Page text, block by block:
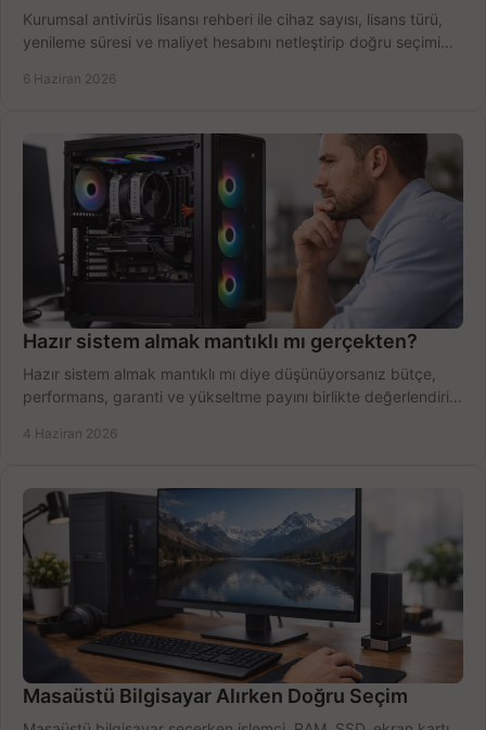
Kurumsal antivirüs lisansı rehberi ile cihaz sayısı, lisans türü,
yenileme süresi ve maliyet hesabını netleştirip doğru seçimi
6 Haziran 2026
Hazır sistem almak mantıklı mı gerçekten?
Hazır sistem almak mantıklı mı diye düşünüyorsanız bütçe,
performans, garanti ve yükseltme payını birlikte değerlendirin,
4 Haziran 2026
Masaüstü Bilgisayar Alırken Doğru Seçim